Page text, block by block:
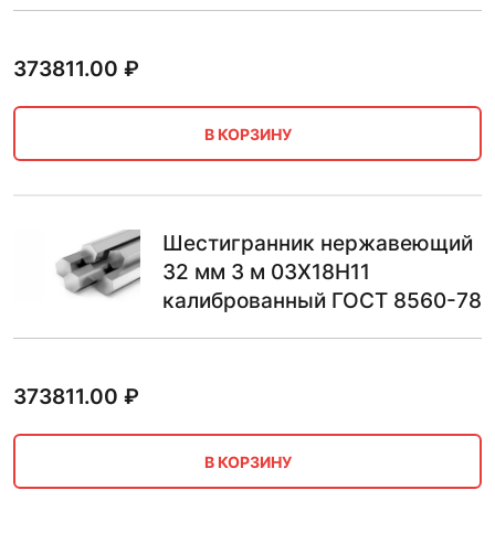
373811.00 ₽
В КОРЗИНУ
Шестигранник нержавеющий
32 мм 3 м 03Х18Н11
калиброванный ГОСТ 8560-78
373811.00 ₽
В КОРЗИНУ